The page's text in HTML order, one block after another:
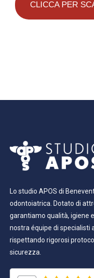
CLICCA PER
Lo studio APOS di
odontoiatrica. Dotato di
garantiamo qualità, igiene
nostra équipe di specialisti
rispettando rigorosi
sicurezza.